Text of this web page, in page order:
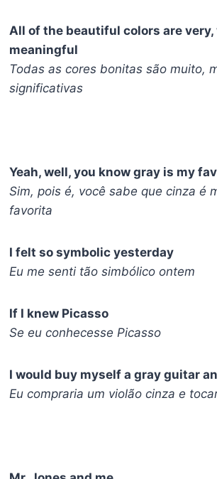
All of the beautiful colors are very,
meaningful
Todas as cores bonitas são muito,
significativas
Yeah, well, you know gray is my
Sim, pois é, você sabe que cinza é
favorita
I felt so symbolic yesterday
Eu me senti tão simbólico ontem
If I knew Picasso
Se eu conhecesse Picasso
I would buy myself a gray guitar
Eu compraria um violão cinza e